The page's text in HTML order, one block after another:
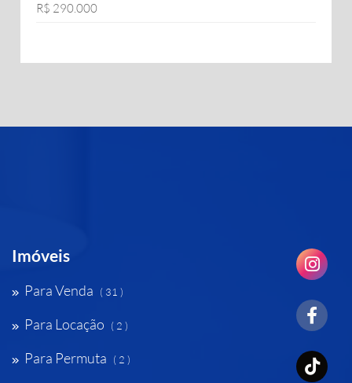
R$ 290.000
Imóveis
Para Venda ( 31 )
Para Locação ( 2 )
Para Permuta ( 2 )